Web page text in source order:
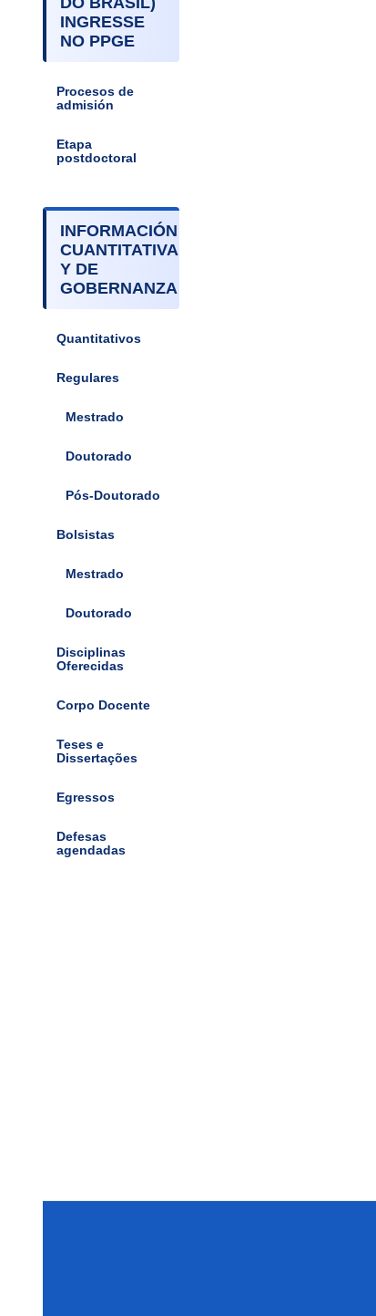
INGRESSE
NO PPGE
Procesos de
admisión
Etapa
postdoctoral
INFORMACIÓN
CUANTITATIVA
Y DE
GOBERNANZA
Quantitativos
Regulares
Mestrado
Doutorado
Pós-Doutorado
Bolsistas
Mestrado
Doutorado
Disciplinas
Oferecidas
Corpo Docente
Teses e
Dissertações
Egressos
Defesas
agendadas